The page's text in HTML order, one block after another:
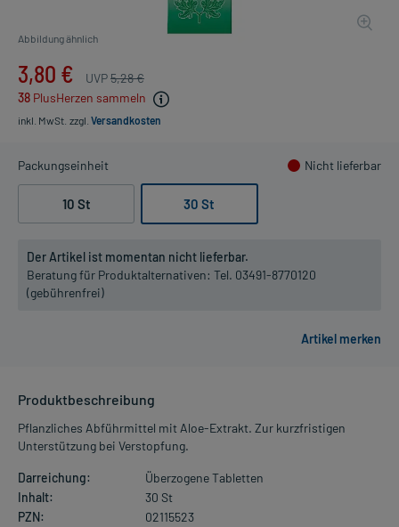
Abbildung ähnlich
3,80 € UVP5,28 €
38 PlusHerzen sammeln
inkl. MwSt. zzgl. Versandkosten
Packungseinheit Nicht lieferbar
10 St 30 St
Der Artikel ist momentan nicht lieferbar.
Beratung für Produktalternativen: Tel. 03491-8770120
(gebührenfrei)
Produktbeschreibung
Pflanzliches Abführmittel mit Aloe-Extrakt. Zur kurzfristigen
Unterstützung bei Verstopfung.
Darreichung:
Überzogene Tabletten
Inhalt:
30 St
PZN:
02115523